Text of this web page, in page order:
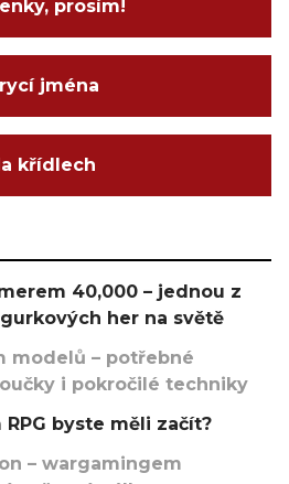
prosím!
jména
křídlech
40,000 – jednou z
her na světě
modelů – potřebné
i pokročilé techniky
byste měli začít?
– wargamingem